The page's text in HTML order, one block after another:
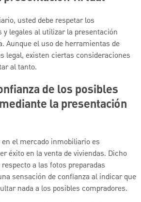
usted debe respetar los
legales al utilizar la presentación
Aunque el uso de herramientas de
legal, existen ciertas consideraciones
al tanto.
de los posibles
la presentación
el mercado inmobiliario es
éxito en la venta de viviendas. Dicho
a las fotos preparadas
sensación de confianza al indicar que
nada a los posibles compradores.